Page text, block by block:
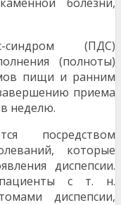
болезни,
синдром (ПДС)
(полноты)
пищи и ранним
приема
неделю.
посредством
которые
диспепсии.
с т. н.
диспепсии,